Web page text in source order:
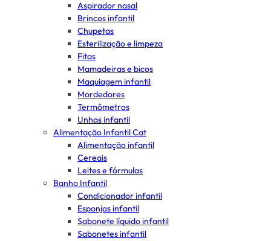
Aspirador nasal
Brincos infantil
Chupetas
Esterilização e limpeza
Fitas
Mamadeiras e bicos
Maquiagem infantil
Mordedores
Termômetros
Unhas infantil
Alimentação Infantil Cat
Alimentação infantil
Cereais
Leites e fórmulas
Banho Infantil
Condicionador infantil
Esponjas infantil
Sabonete líquido infantil
Sabonetes infantil